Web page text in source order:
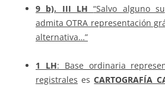
9 b). III LH“Salvo alguno
admita OTRA representación
alternativa…”
1 LH: Base ordinaria
registrales esCARTOGRAFÍA